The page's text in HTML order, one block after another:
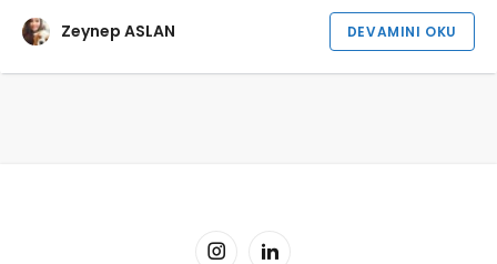
Zeynep ASLAN DEVAMINI OKU